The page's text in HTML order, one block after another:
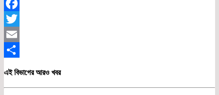
Facebook
Twitter
Email
এই বিভাগের আরও খবর